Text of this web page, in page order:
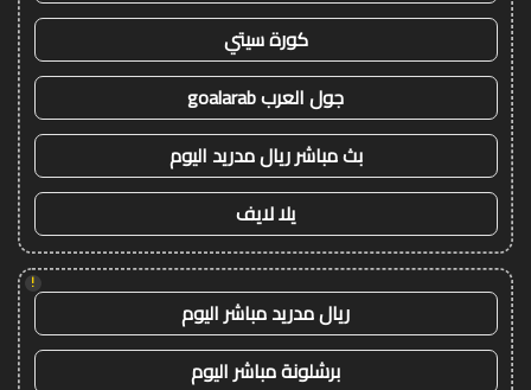
كورة سيتي
جول العرب goalarab
بث مباشر ريال مدريد اليوم
يلا لايف
!
ريال مدريد مباشر اليوم
برشلونة مباشر اليوم